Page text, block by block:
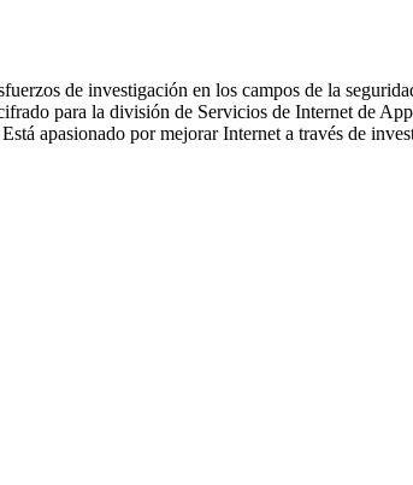
de investigación en los campos de la
para la división de Servicios de Internet de
apasionado por mejorar Internet a través de